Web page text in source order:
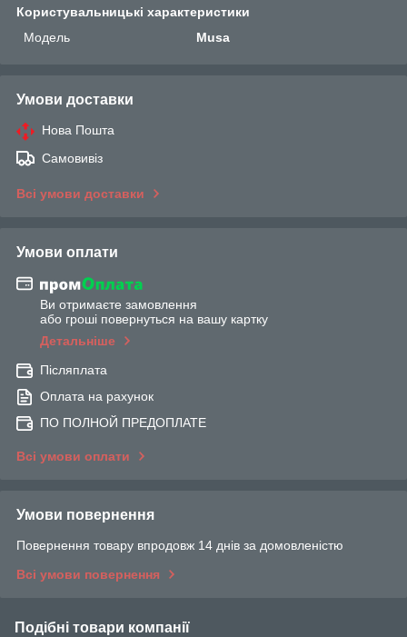
Користувальницькі характеристики
Мoдель
Musa
Умови доставки
Нова Пошта
Самовивіз
Всі умови доставки
Умови оплати
Ви отримаєте замовлення
або гроші повернуться на вашу картку
Детальніше
Післяплата
Оплата на рахунок
ПО ПОЛНОЙ ПРЕДОПЛАТЕ
Всі умови оплати
Умови повернення
Повернення товару впродовж 14 днів за домовленістю
Всі умови повернення
Подібні товари компанії